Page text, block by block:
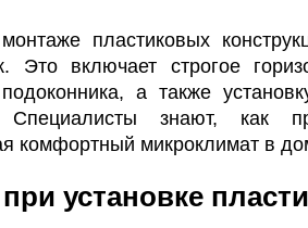
пластиковых
Это включает строгое
а также
знают, как
комфортный микроклимат в
установке